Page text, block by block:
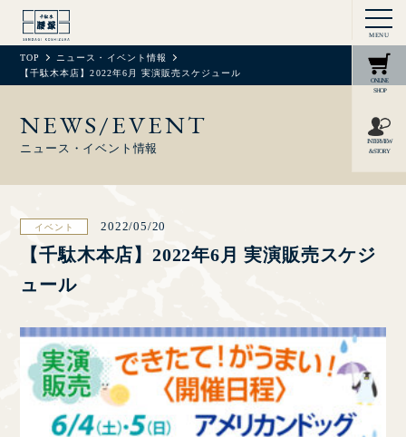
MENU
ONLINE
SHOP
INTERVIEW
& STORY
TOP
ニュース・イベント情報
【千駄木本店】2022年6月 実演販売スケジュール
NEWS/EVENT
ニュース・イベント情報
イベント 2022/05/20
【千駄木本店】2022年6月 実演販売スケジ
ュール